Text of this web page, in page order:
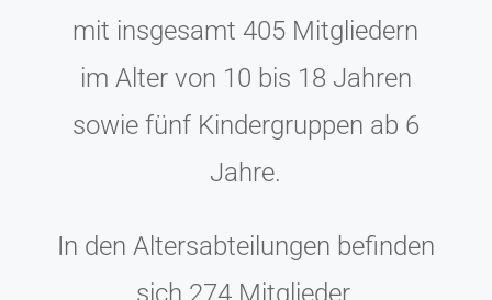
mit insgesamt 405 Mitgliedern
im Alter von 10 bis 18 Jahren
sowie fünf Kindergruppen ab 6
Jahre.
In den Altersabteilungen befinden
sich 274 Mitglieder.